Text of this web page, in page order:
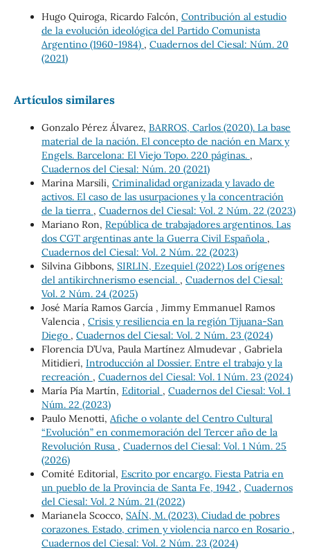
Hugo Quiroga, Ricardo Falcón, Contribución al estudio
de la evolución ideológica del Partido Comunista
Argentino (1960-1984) , Cuadernos del Ciesal: Núm. 20
(2021)
Artículos similares
Gonzalo Pérez Álvarez, BARROS, Carlos (2020). La base
material de la nación. El concepto de nación en Marx y
Engels. Barcelona: El Viejo Topo. 220 páginas. ,
Cuadernos del Ciesal: Núm. 20 (2021)
Marina Marsili, Criminalidad organizada y lavado de
activos. El caso de las usurpaciones y la concentración
de la tierra , Cuadernos del Ciesal: Vol. 2 Núm. 22 (2023)
Mariano Ron, República de trabajadores argentinos. Las
dos CGT argentinas ante la Guerra Civil Española ,
Cuadernos del Ciesal: Vol. 2 Núm. 22 (2023)
Silvina Gibbons, SIRLIN, Ezequiel (2022) Los orígenes
del antikirchnerismo esencial. , Cuadernos del Ciesal:
Vol. 2 Núm. 24 (2025)
José María Ramos García , Jimmy Emmanuel Ramos
Valencia , Crisis y resiliencia en la región Tijuana-San
Diego , Cuadernos del Ciesal: Vol. 2 Núm. 23 (2024)
Florencia D’Uva, Paula Martínez Almudevar , Gabriela
Mitidieri, Introducción al Dossier. Entre el trabajo y la
recreación , Cuadernos del Ciesal: Vol. 1 Núm. 23 (2024)
María Pía Martín, Editorial , Cuadernos del Ciesal: Vol. 1
Núm. 22 (2023)
Paulo Menotti, Afiche o volante del Centro Cultural
“Evolución” en conmemoración del Tercer año de la
Revolución Rusa , Cuadernos del Ciesal: Vol. 1 Núm. 25
(2026)
Comité Editorial, Escrito por encargo. Fiesta Patria en
un pueblo de la Provincia de Santa Fe, 1942 , Cuadernos
del Ciesal: Vol. 2 Núm. 21 (2022)
Marianela Scocco, SAÍN, M. (2023). Ciudad de pobres
corazones. Estado, crimen y violencia narco en Rosario ,
Cuadernos del Ciesal: Vol. 2 Núm. 23 (2024)